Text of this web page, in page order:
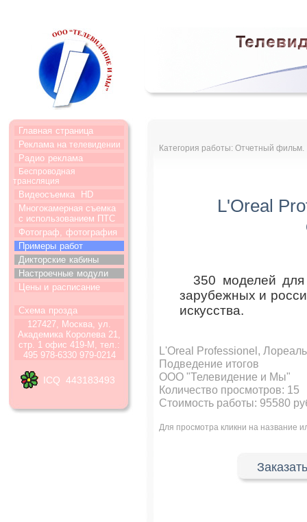
Главная страница
Реклама на телевидении
Радио реклама
Беспроводная
трансляция
Видеосъемка
HD
Многокамерная съемка
с использованием ПТС
Фотограф, фотография
Примеры работ
Дикторские кабины
Настроечные модули
Цены и расписание
Схема прозда
127427, Москва, ул.
Академика Королева 21,
стр. 1 офис 419-М, тел.:
495 978-6330 979-0214
ICQ 443183493
Категория работы: Отчетный фильм.
L'Oreal
350 моделей
зарубежных и
искусства.
L'Oreal Professionel,
Подведение итогов
ООО "Телевидение и Мы"
Количество просмотров: 15
Стоимость работы: 95580
Для просмотра кликни на название